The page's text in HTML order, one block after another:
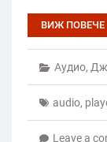
ВИЖ ПОВЕЧЕ
Аудио,
audio,
Leave a